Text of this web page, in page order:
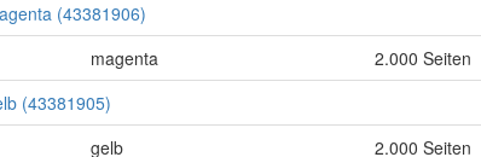
(43381906)
magenta
2.000 Seiten
(43381905)
gelb
2.000 Seiten